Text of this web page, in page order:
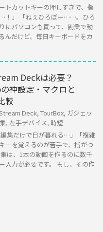
トカットキーの押しすぎで、指
！」 「ねぇひろぼー……。ひろ
にパソコンも買って、副業で動
んだけど、毎日キーボードをカ
Deckは必要？
神設定・マクロと
較
Deck, TourBox, ガジェッ
, 左手デバイス, 時短
集だけで日が暮れる…」「複雑
ーを覚えるのが苦手で、指がつ
は、1本の動画を作るのに数千
入力が必要です。 もし、その作